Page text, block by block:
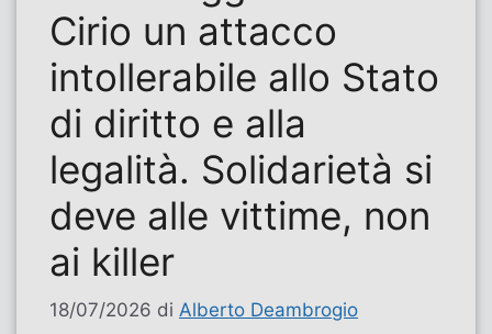
Cirio un attacco
intollerabile allo Stato
di diritto e alla
legalità. Solidarietà si
deve alle vittime, non
ai killer
18/07/2026 di Alberto Deambrogio